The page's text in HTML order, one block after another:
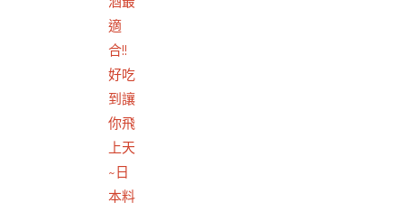
適
合!!
好吃
到讓
你飛
上天
~日
本料